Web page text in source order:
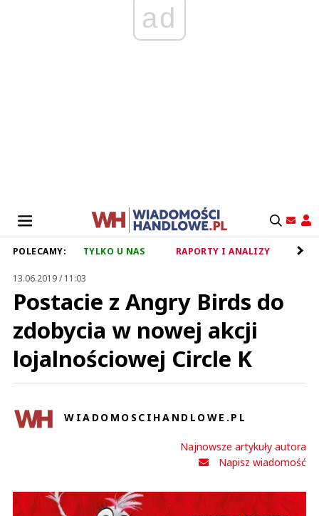
ad
POLECAMY: TYLKO U NAS RAPORTY I ANALIZY
13.06.2019 / 11:03
Postacie z Angry Birds do
zdobycia w nowej akcji
lojalnościowej Circle K
WIADOMOSCIHANDLOWE.PL
Najnowsze artykuły autora
Napisz wiadomość